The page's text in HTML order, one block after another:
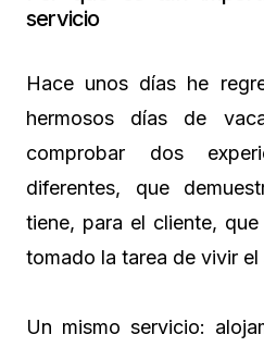
servicio
Hace unos días he
hermosos días de
comprobar dos
diferentes, que
tiene, para el cliente,
tomado la tarea de vivir el
Un mismo servicio: